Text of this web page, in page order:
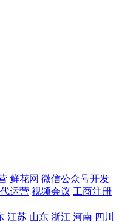
鲜花网 微信公众号开发
运营 视频会议 工商注册
江苏 山东 浙江 河南 四川